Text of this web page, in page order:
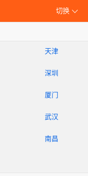
切换
天津
深圳
厦门
武汉
南昌